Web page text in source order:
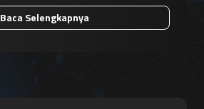
Baca Selengkapnya